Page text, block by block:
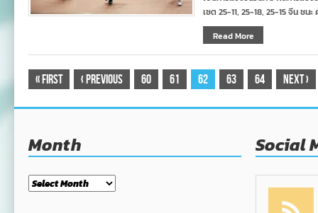
เซต 25-11, 25-18, 25-15 จีน ชน
Read More
« First ‹ Previous 60 61 62 63 64 Next›
Month
Month
Social